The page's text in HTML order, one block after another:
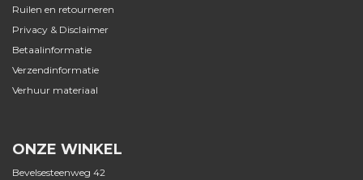
Ruilen en retourneren
Privacy & Disclaimer
Betaalinformatie
Verzendinformatie
Verhuur materiaal
ONZE WINKEL
Bevelsesteenweg 42